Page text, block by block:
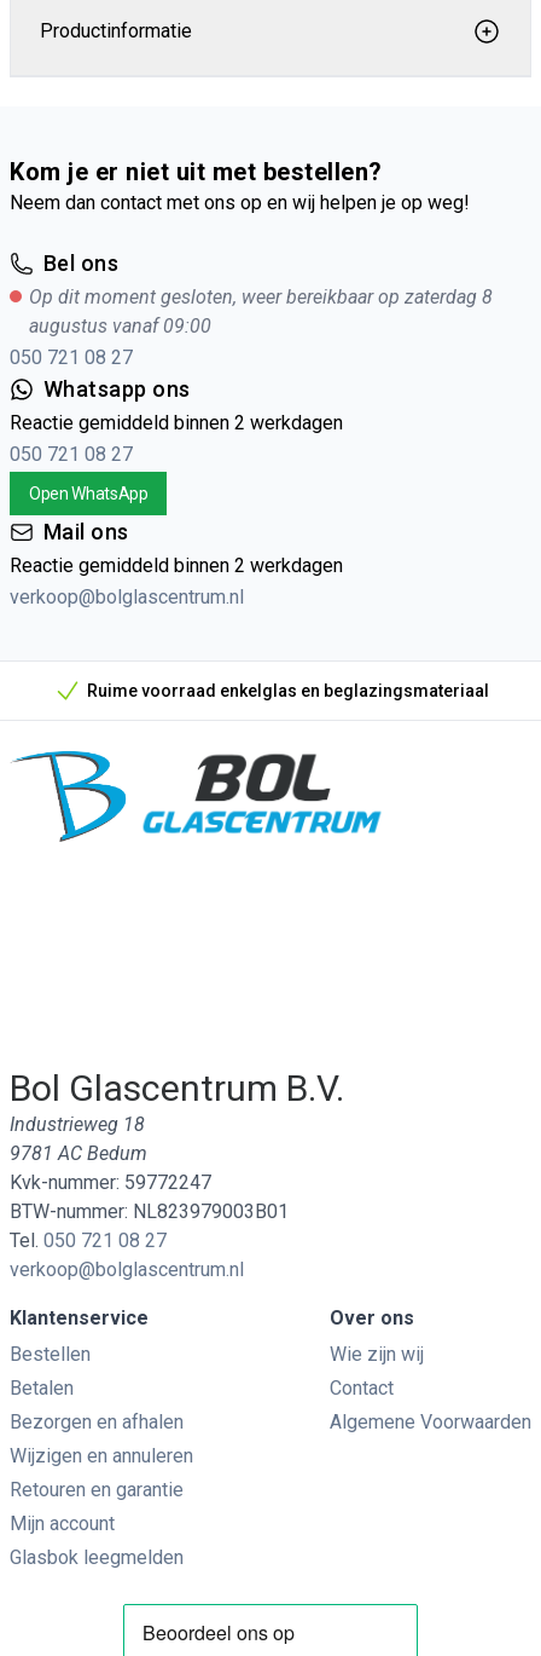
Productinformatie
Kom je er niet uit met bestellen?
Neem dan contact met ons op en wij helpen je op weg!
Bel ons
Op dit moment gesloten, weer bereikbaar op zaterdag 8
augustus vanaf 09:00
050 721 08 27
Whatsapp ons
Reactie gemiddeld binnen 2 werkdagen
050 721 08 27
Open WhatsApp
Mail ons
Reactie gemiddeld binnen 2 werkdagen
verkoop@bolglascentrum.nl
Onze unieke verkoopargumenten
Ruime voorraad enkelglas en beglazingsmateriaal
Bol Glascentrum B.V.
Industrieweg 18
9781 AC Bedum
Kvk-nummer: 59772247
BTW-nummer: NL823979003B01
Tel. 050 721 08 27
verkoop@bolglascentrum.nl
Klantenservice
Bestellen
Betalen
Bezorgen en afhalen
Wijzigen en annuleren
Retouren en garantie
Mijn account
Glasbok leegmelden
Over ons
Wie zijn wij
Contact
Algemene Voorwaarden